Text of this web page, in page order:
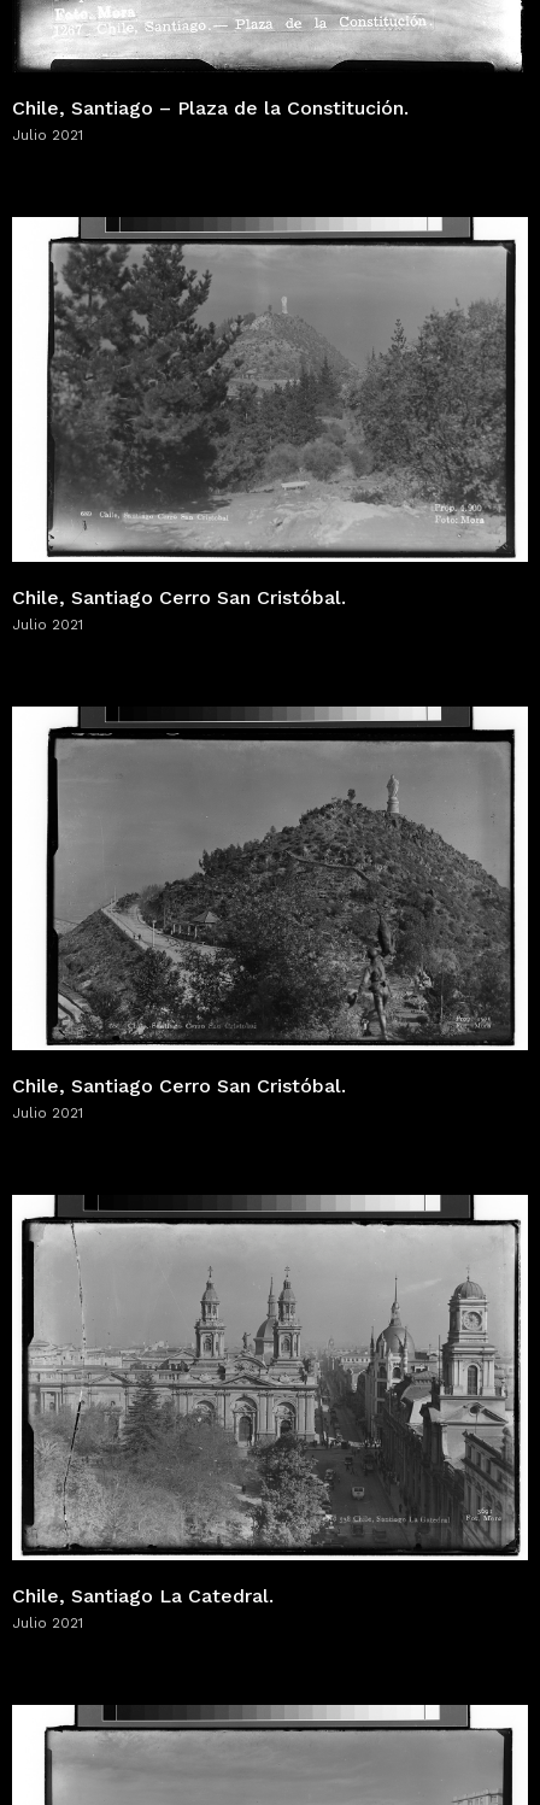
Chile, Santiago – Plaza de la Constitución.
Julio 2021
Chile, Santiago Cerro San Cristóbal.
Julio 2021
Chile, Santiago Cerro San Cristóbal.
Julio 2021
Chile, Santiago La Catedral.
Julio 2021